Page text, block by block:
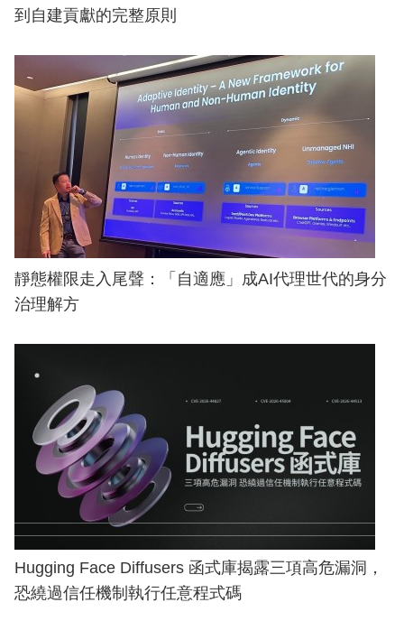
到自建貢獻的完整原則
靜態權限走入尾聲：「自適應」成AI代理世代的身分
治理解方
Hugging Face Diffusers 函式庫揭露三項高危漏洞，
恐繞過信任機制執行任意程式碼